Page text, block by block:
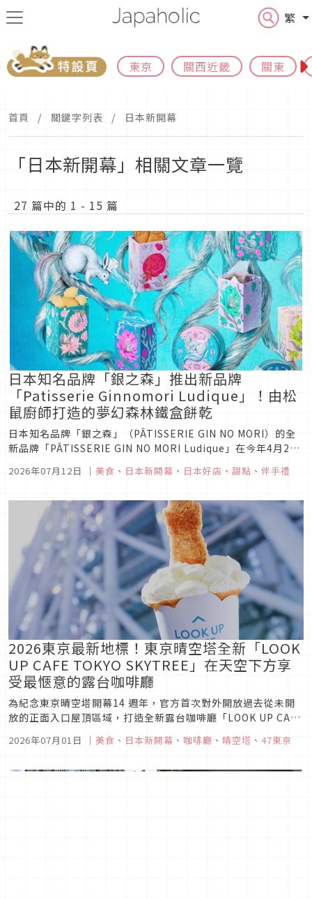
繁
東京 關西近畿 關東
首頁 關鍵字列表 日本新開幕
「日本新開幕」相關文章一覽
27 篇中的 1 - 15 篇
日本知名品牌「銀之森」推出新品牌
「Patisserie Ginnomori Ludique」！由松
鼠廚師打造的夢幻森林鐵盒餅乾
日本知名品牌「銀之森」（PÂTISSERIE GIN NO MORI）的全
新品牌「PÂTISSERIE GIN NO MORI Ludique」在今年4月25
「HAERA」展開2號店，並推出2款新商品系列，一起來看看！
2026年07月12日 ｜ 美食 、 日本新開幕 、 日本好店 、 甜點 、 伴手禮
2026東京最新地標！東京晴空塔全新「LOOK
UP CAFE TOKYO SKYTREE」在天空下方享
受最愜意的露台咖啡廳
為紀念東京晴空塔開幕14 週年，官方首次對外開放過去從未開
放的正面入口屋頂區域，打造全新露台咖啡廳「LOOK UP CAFE
角，從正下方仰望直衝天際的東京晴空塔，感受前所未有的壓倒
2026年07月01日 ｜ 美食 、 日本新開幕 、 咖啡廳 、 晴空塔 、 47東京